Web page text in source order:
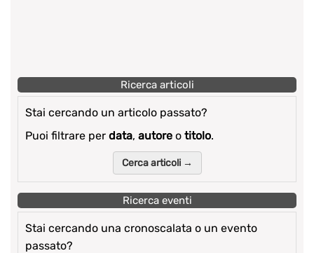
Ricerca articoli
Stai cercando un articolo passato?
Puoi filtrare per data, autore o titolo.
Cerca articoli →
Ricerca eventi
Stai cercando una cronoscalata o un evento
passato?